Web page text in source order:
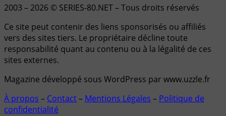
2003 – 2026 © SERIES-80.NET – Tous droits réservés
Ce site peut contenir des liens sponsorisés ou affiliés
vers des sites tiers. Le propriétaire décline toute
responsabilité quant au contenu ou à la légalité de ces
sites externes.
Magazine développé sous WordPress par www.uzzle.fr
À propos – Contact– Mentions Légales – Politique de
confidentialité